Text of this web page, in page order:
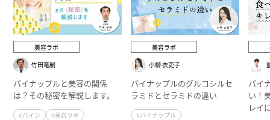
美容ラボ
竹田竜嗣
パイナップルと美容の関係
は？その秘密を解説します。
#パイン
#美容ラボ
美容ラボ
小柳 衣吏子
パイナップルのグルコシルセ
ラミドとセラミドの違い
#パイナップル
パイ
い！
レイ